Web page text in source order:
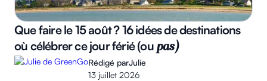
Que faire le 15 août ? 16 idées de destinations
où célébrer ce jour férié (ou pas)
Rédigé parJulie
13 juillet 2026